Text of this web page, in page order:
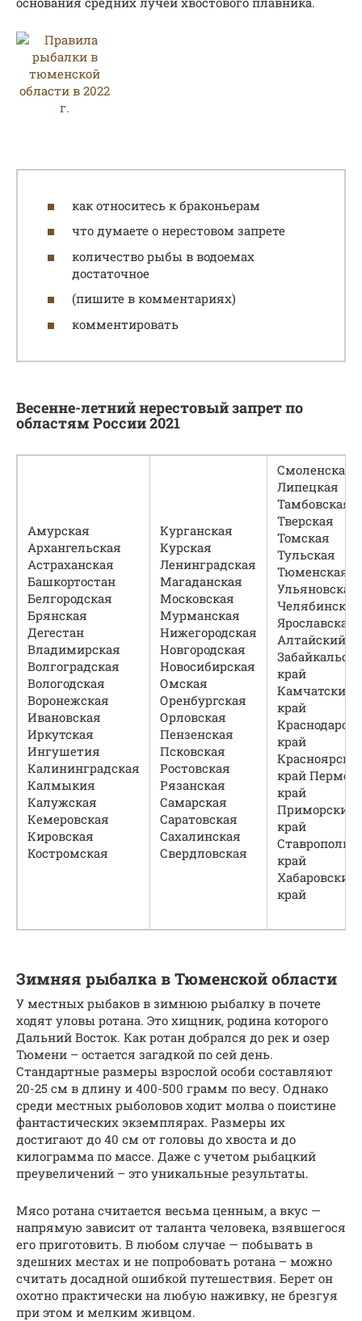
как относитесь к браконьерам
что думаете о нерестовом запрете
количество рыбы в водоемах
достаточное
(пишите в комментариях)
комментировать
Весенне-летний нерестовый запрет по
областям России 2021
Амурская
Архангельская
Астраханская
Башкортостан
Белгородская
Брянская
Дегестан
Владимирская
Волгоградская
Вологодская
Воронежская
Ивановская
Иркутская
Ингушетия
Калининградская
Калмыкия
Калужская
Кемеровская
Кировская
Костромская
Курганская
Курская
Ленинградская
Магаданская
Московская
Мурманская
Нижегородская
Новгородская
Новосибирская
Омская
Оренбургская
Орловская
Пензенская
Псковская
Ростовская
Рязанская
Самарская
Саратовская
Сахалинская
Свердловская
Смоленская
Липецкая
Тамбовская
Тверская
Томская
Тульская
Тюменская
Ульяновская
Челябинская
Ярославская
Алтайский
край
Камчатский
край
край
край
край
Приморский
край
край
Хабаровский
край
Зимняя рыбалка в Тюменской области
У местных рыбаков в зимнюю рыбалку в почете
ходят уловы ротана. Это хищник, родина которого
Дальний Восток. Как ротан добрался до рек и озер
Тюмени – остается загадкой по сей день.
Стандартные размеры взрослой особи составляют
20-25 см в длину и 400-500 грамм по весу. Однако
среди местных рыболовов ходит молва о поистине
фантастических экземплярах. Размеры их
достигают до 40 см от головы до хвоста и до
килограмма по массе. Даже с учетом рыбацкий
преувеличений – это уникальные результаты.
Мясо ротана считается весьма ценным, а вкус —
напрямую зависит от таланта человека, взявшегося
его приготовить. В любом случае — побывать в
здешних местах и не попробовать ротана – можно
считать досадной ошибкой путешествия. Берет он
охотно практически на любую наживку, не брезгуя
при этом и мелким живцом.